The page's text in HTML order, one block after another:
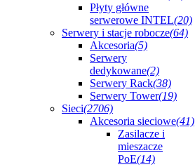
Płyty główne
serwerowe INTEL(20)
Serwery i stacje robocze(64)
Akcesoria(5)
Serwery
dedykowane(2)
Serwery Rack(38)
Serwery Tower(19)
Sieci(2706)
Akcesoria sieciowe(41)
Zasilacze i
mieszacze
PoE(14)